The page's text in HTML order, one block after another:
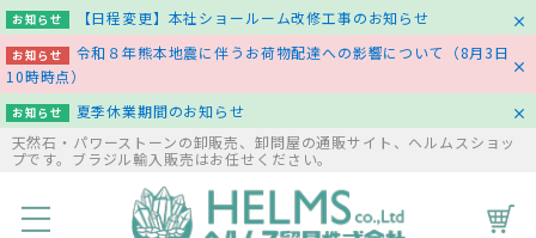
お知らせ 【日程変更】本社ショールーム改修工事のお知らせ
お知らせ
令和８年熊本地震に伴うお荷物配達への影響について（8月3日
10時時点）
お知らせ
夏季休業期間のお知らせ
天然石・パワーストーンの卸販売、卸問屋の通販サイト、ヘルムスショッ
プです。ブラジル輸入販売はお任せください。